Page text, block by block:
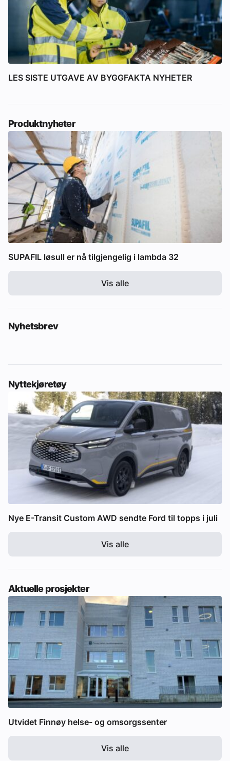
LES SISTE UTGAVE AV BYGGFAKTA NYHETER
Produktnyheter
SUPAFIL løsull er nå tilgjengelig i lambda 32
Vis alle
Nyhetsbrev
Nyttekjøretøy
Nye E-Transit Custom AWD sendte Ford til topps i juli
Vis alle
Aktuelle prosjekter
Utvidet Finnøy helse- og omsorgssenter
Vis alle